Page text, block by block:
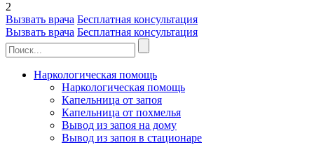
2
Вызвать врача Бесплатная консультация
Вызвать врача Бесплатная консультация
Наркологическая помощь
Наркологическая помощь
Капельница от запоя
Капельница от похмелья
Вывод из запоя на дому
Вывод из запоя в стационаре